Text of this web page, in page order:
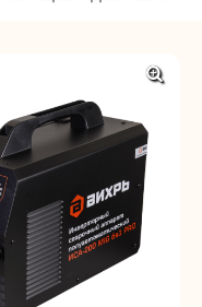
Забыли пароль?